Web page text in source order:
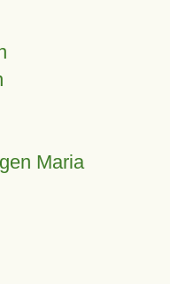
Maria